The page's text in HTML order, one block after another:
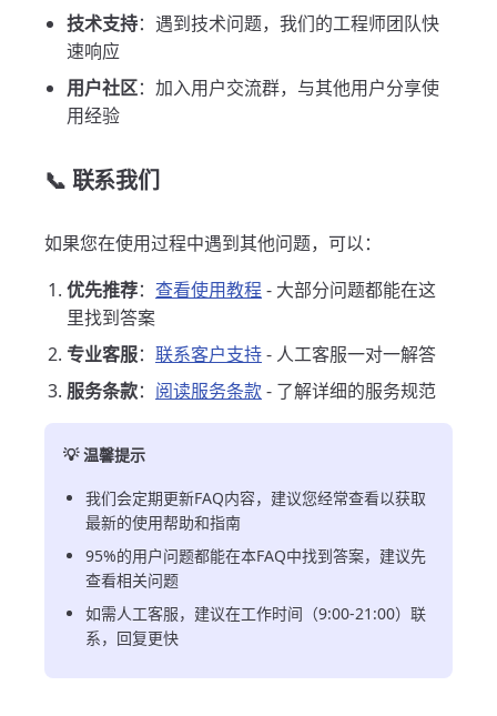
技术支持：遇到技术问题，我们的工程师团队快
速响应
用户社区：加入用户交流群，与其他用户分享使
用经验
📞 联系我们
如果您在使用过程中遇到其他问题，可以：
优先推荐： 查看使用教程 - 大部分问题都能在这
里找到答案
专业客服： 联系客户支持- 人工客服一对一解答
服务条款： 阅读服务条款- 了解详细的服务规范
💡 温馨提示
我们会定期更新FAQ内容，建议您经常查看以获取
最新的使用帮助和指南
95%的用户问题都能在本FAQ中找到答案，建议先
查看相关问题
如需人工客服，建议在工作时间（9:00-21:00）联
系，回复更快